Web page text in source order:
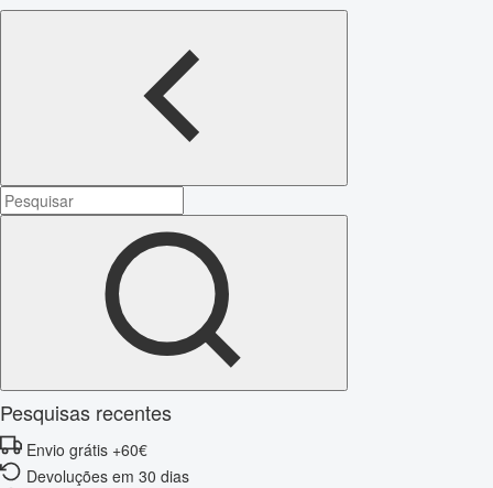
Pesquisas recentes
Envio grátis +60€
Devoluções em 30 dias